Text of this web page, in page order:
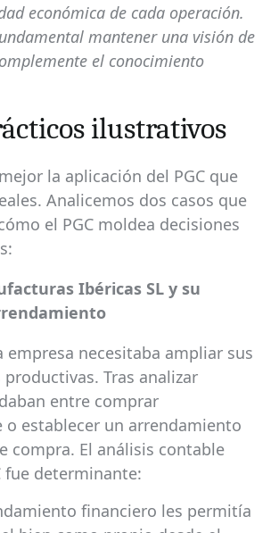
económica de cada operación.
mantener una visión de
el conocimiento
ilustrativos
la aplicación del PGC que
Analicemos dos casos que
el PGC moldea decisiones
Ibéricas SL y su
empresa necesitaba ampliar sus
Tras analizar
entre comprar
o establecer un arrendamiento
compra. El análisis contable
fue determinante:
financiero les permitía